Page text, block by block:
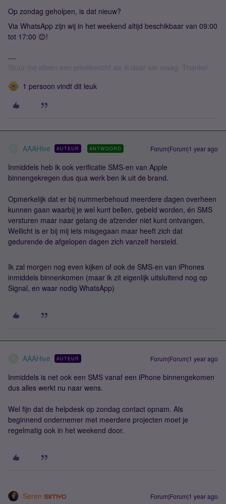
Op zondag geholpen, is dat nieuw?
Via WhatsApp zijn wij in het weekend altijd beschikbaar van 09:00
tot 17:00 😊!
Stuur mij alleen een privébericht als ik daar om vraag. Thanks!
1 persoon vindt dit leuk
AAAHive AUTEUR ANTWOORD Forum|Forum|1 year ago
Inmiddels heb ik ook verificatie SMS-en van Apple
binnengekregen dus qua werk ben ik uit de brand.
Opmerkelijk dat er bij nummerbehoud meerdere dagen overheen
kunnen gaan waarbij je wel kunt bellen, gebeld worden, én SMS
versturen maar naar gelang de afzender niet kunt ontvangen.
Wellicht is er bij mij iets misgegaan maar heeft zich dat
gedurende de afgelopen dagen zich vanzelf hersteld.
Ik zal morgen nog even kijken of ook de SMS-en van iPhones
inmiddels binnenkomen (maar ik zit eigenlijk uitsluitend nog op
Signal, en waar nodig WhatsApp)
AAAHive AUTEUR Forum|Forum|1 year ago
Inmiddels is net ook een SMS vanaf een iPhone binnengekomen
dus alles werkt nu naar wens.
Wel fijn dat de helpdesk op zondag contact opnam. Als
beginnend ondernemer met meerdere projecten moet je
regelmatig ook in het weekend door.
Seren Forum|Forum|1 year ago